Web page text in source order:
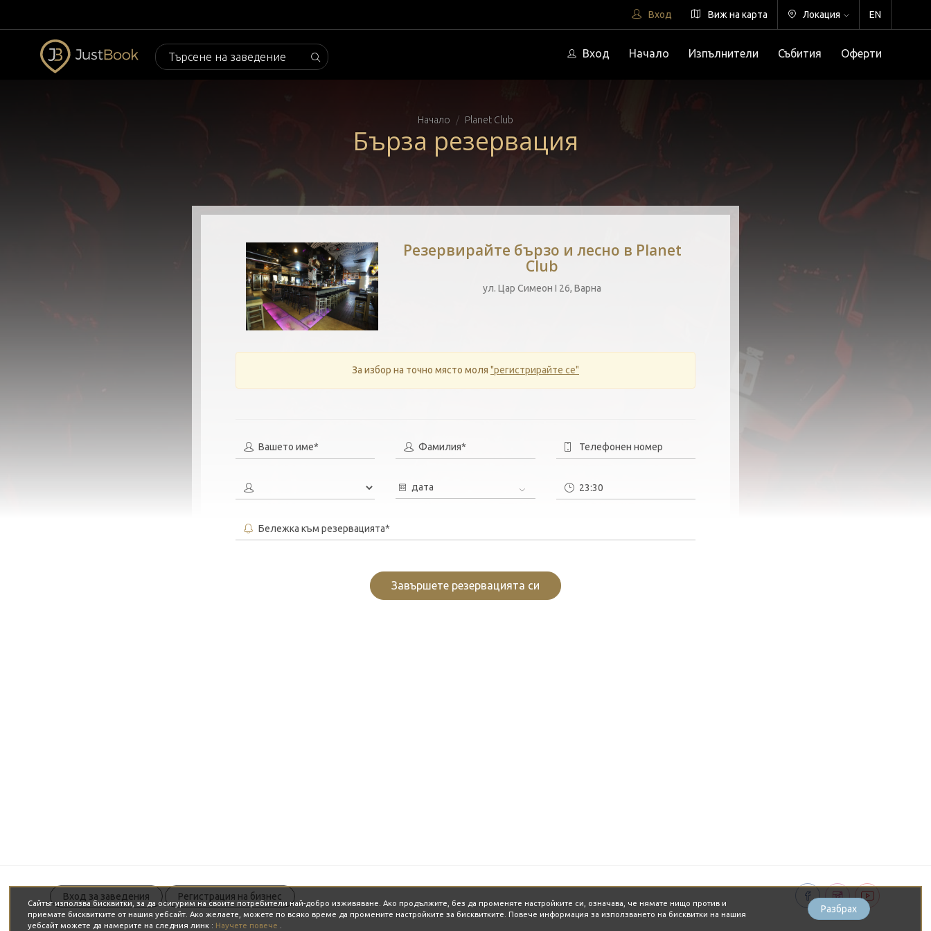
Вход Виж на карта Локация EN
Вход Начало Изпълнители Събития Оферти
Начало Planet Club
Бърза резервация
Резервирайте бързо и лесно в Planet
Club
ул. Цар Симеон I 26, Варна
За избор на точно място моля "регистрирайте се"
Вашето име* Фамилия* Телефонен номер
дата
Бележка към резервацията*
Завършете резервацията си
Вход за заведения Регистрация на бизнес
Сайтът използва бисквитки, за да осигурим на своите потребители най-добро изживяване. Ако продължите, без да променяте настройките си, означава, че нямате нищо против и
приемате бисквитките от нашия уебсайт. Ако желаете, можете по всяко време да промените настройките за бисквитките. Повече информация за използването на бисквитки на нашия
уебсайт можете да намерите на следния линк : Научете повече
Разбрах